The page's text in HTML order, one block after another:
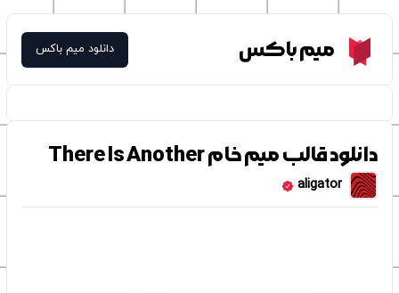
Meme Boxمیم باکس دانلود میم باکس
دانلود قالب میم خام There Is Another
aligator